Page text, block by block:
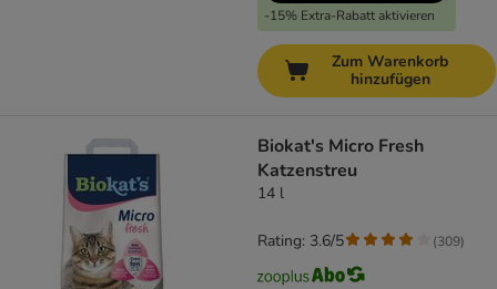
-15% Extra-Rabatt aktivieren
Zum Warenkorb
hinzufügen
Biokat's Micro Fresh
Katzenstreu
14 l
Rating: 3.6/5 (309)